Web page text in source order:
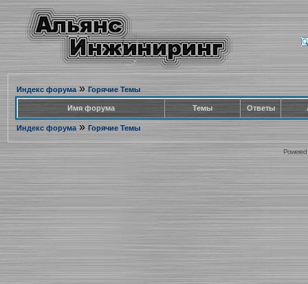
Индекс форума» Горячие Темы
Имя форума Темы Ответы
Индекс форума» Горячие Темы